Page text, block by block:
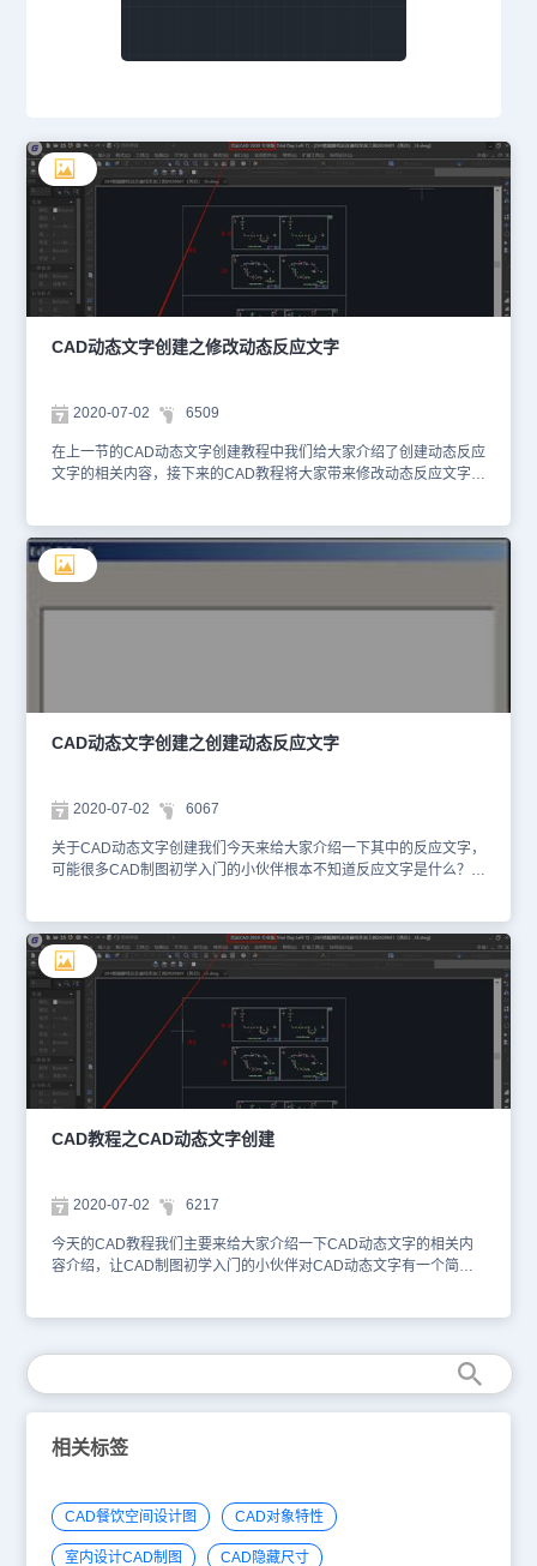
CAD动态文字创建之修改动态反应文字
2020-07-02 6509
在上一节的CAD动态文字创建教程中我们给大家介绍了创建动态反应
文字的相关内容，接下来的CAD教程将大家带来修改动态反应文字的
RText”，在已创建的 Rtext 上点击，命题提供四个选项：文字样式
（S）：更改文字样式字高（H）：更改文字高度旋转角度（R）：更
改文字的旋转角度编辑（E）：修改内容 选择“编辑”选项后，弹出上
图所示的“Edit Rtext”对话框，如果该 RTEXT 以文件作为输入，则弹
大家可以去浩辰CAD下载中心免费下载CAD绘图软件来练习哦！
CAD动态文字创建之创建动态反应文字
2020-07-02 6067
关于CAD动态文字创建我们今天来给大家介绍一下其中的反应文字，
可能很多CAD制图初学入门的小伙伴根本不知道反应文字是什么？别
RText”。如下图所示问为浩辰 CAD 中输入。RTEXT 命令后的提示。
首先给出了当前的文字样式、字高和旋转角度设置。RTEXT 命令提
供如下五个选项：文字样式（S）：选择文字样式字高（H）：定义
文字高度旋转角度（R）：定义文字旋转角度文件（F）：使用文件
作为输入Diesel（D）：使用 DIESEL 表达式作为输入使用文件作为
输入可以把大量规格化的文本保存在外部文件中，在图形中用
RTEXT 显示出来。选择 FILE 选项，会弹出文件选择对话框，提示用
户选择一个文本文件。使用 DIESEL 表达式作为输入，可以在图形中
动态的显示一些文字，比如在图形中显示当前的系统时间等。选择
DIESEL 选项，弹出对话框，如下图所示。在该对话框中输入或编辑
DIESEL表达式。确定后选择文本的插入位置。 CAD创建动态反应文
位置并在图中显示出来，无论你的文件在何处。使用 RTEXT 的
Diesel 选项，输入内容为$(getvar， "dwgprefix")$(getvar，
"dwgname")，则在图中指定位置会显示如下文本： 显示的文件名
CAD创建动态反应文字示例2使用 RTEXT 显示日期、时间选择
框，可选择一个文本文件。如下图所示。 对应属性框中的内容如下
关内容，还列举了三个示例来给大家充分展示CAD创建动态反应文字
CAD教程之CAD动态文字创建
2020-07-02 6217
今天的CAD教程我们主要来给大家介绍一下CAD动态文字的相关内
容介绍，让CAD制图初学入门的小伙伴对CAD动态文字有一个简单
算结果作为文字对象显示在图中。使用 RTEXT 命令创建该类实体，
并使用 RTEDIT 命令修改该类实体。浩辰CAD在平台软件中直接提
供 RText 功能，CAD制图初学入门者可以创建 RTEXT 实体用于显示
某个文件中的文本内容，当文件内容改变时，图中 RTEXT 的显示内
容也会随之改变，这样就相当于在图中建立了一个文件内容的外部参
照，适合大量文本的保存和显示，如一些“说明”等。另外，通过
够动态改变的文本，如利用 DIESEL 表达式的“edtime”函数，在图中
显示当前系统时间、日期等。以上就是小编今天使用浩辰CAD绘图软
件来给大家介绍的关于CAD动态文字的内容介绍了，想要学习CAD
相关标签
CAD餐饮空间设计图 CAD对象特性
室内设计CAD制图 CAD隐藏尺寸